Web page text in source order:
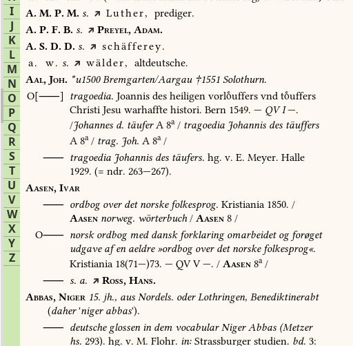
I
J
K
L
M
N
O
P
Q
R
S
T
U
V
W
X
Y
Z
A. M. P. M. s. Luther,
prediger.
A. P. F. B. s. Preyel, Adam.
A. S. D. D. s.
schäfferey.
a.
w. s. wälder,
altdeutsche.
Aal, Joh. *u1500Bremgarten/Aargau†1551 Solothurn.
O[⸺]
tragoedia. Joannis des heiligen vorluffers vnd tuffers
Christi Jesu warhaffte histori. Bern 1549. — QVI—.
/Johannes d. täuferA 8a/ tragoedia Johannis des täuffers
A 8a/ trag. Joh. A 8a/
⸺ tragoedia Johannis des täufers. hg. v. E. Meyer. Halle
1929. (= ndr. 263—267).
Aasen, Ivar
⸺ ordbogoverdetnorskefolkesprog. Kristiania 1850. /
Aasen norweg. wörterbuch/ Aasen 8 /
O⸺ norskordbogmeddanskforklaringomarbeidetogforøget
udgaveafenaeldre»ordbogoverdetnorskefolkesprog«.
Kristiania 18(71—)73. — QVV—. / Aasen 8a/
⸺ s. a. Ross, Hans.
Abbas, Niger 15. jh., aus Nordels. oderLothringen, Benediktinerabt
(daher'nigerabbas').
⸺ deutscheglossenindem vocabularNigerAbbas (Metzer
hs. 293). hg. v. M. Flohr. in: Strassburger studien. bd. 3: